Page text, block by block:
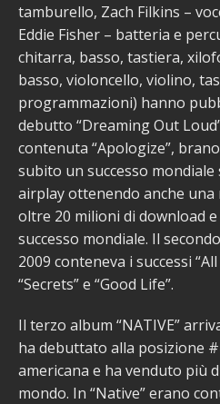
tamburello, Zach Filkins –
Eddie Fisher – batteria e
chitarra, basso, tastiera,
basso, violoncello, violino,
programmazioni) hanno
debutto “Dreaming Out
contenuta “Apologize”,
subito un successo mondiale
airplay ottenendo anche una
oltre 20 milioni di download e
successo mondiale. Il
2009 conteneva i successi
“Secrets” e “Good Life”.
Il terzo album “NATIVE”
ha debuttato alla posizione
americana e ha venduto più
mondo. In “Native” erano